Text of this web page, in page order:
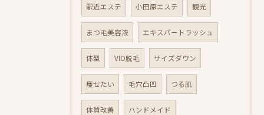
駅近エステ 小田原エステ 観光
まつ毛美容液 エキスパートラッシュ
体型 VIO脱毛 サイズダウン
痩せたい 毛穴凸凹 つる肌
体質改善 ハンドメイド